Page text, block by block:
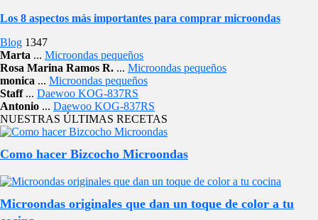
Los 8 aspectos más importantes para comprar microondas
Blog 1347
Marta ... Microondas pequeños
Rosa Marina Ramos R. ... Microondas pequeños
monica ... Microondas pequeños
Staff... Daewoo KOG-837RS
Antonio ... Daewoo KOG-837RS
NUESTRAS ÚLTIMAS RECETAS
Como hacer Bizcocho Microondas
Microondas originales que dan un toque de color a tu